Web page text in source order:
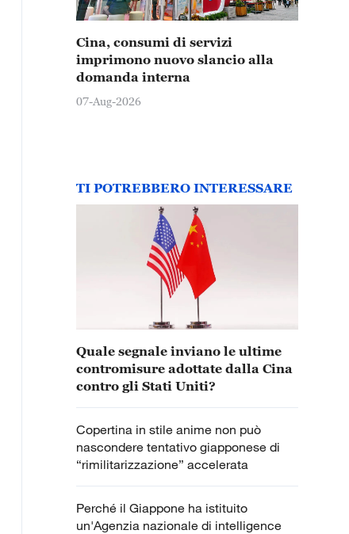
Cina, consumi di servizi
imprimono nuovo slancio alla
domanda interna
07-Aug-2026
TI POTREBBERO INTERESSARE
Quale segnale inviano le ultime
contromisure adottate dalla Cina
contro gli Stati Uniti?
Copertina in stile anime non può
nascondere tentativo giapponese di
“rimilitarizzazione” accelerata
Perché il Giappone ha istituito
un'Agenzia nazionale di intelligence